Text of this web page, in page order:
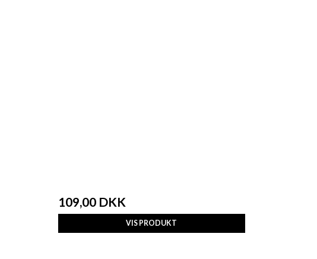
109,00 DKK
VIS PRODUKT